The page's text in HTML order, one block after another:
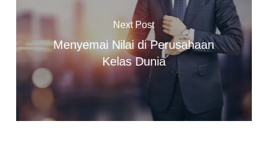
Next Post
Menyemai Nilai di Perusahaan
Kelas Dunia